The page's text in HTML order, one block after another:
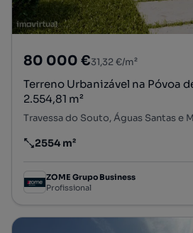
80 000 €31,32 €/m²
Terreno Urbanizável na Póvoa
2.554,81 m²
Preço por metro quadrado
2554 m²
ZOME Grupo Business
Profissional